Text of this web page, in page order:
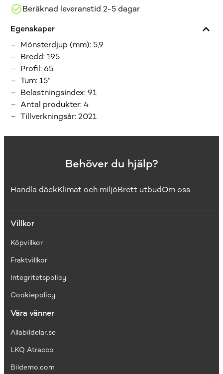
Beräknad leveranstid 2-5 dagar
Egenskaper
Mönsterdjup (mm): 5,9
Bredd:195
Profil: 65
Tum:15”
Belastningsindex: 91
Antal produkter:4
Tillverkningsår:2021
Behöver du hjälp?
Handla däckKlimat och miljöBrett utbudOm oss
Villkor
Köpvillkor
Fraktvillkor
Integritetspolicy
Cookiepolicy
Våra vänner
Allabildelar.se
LKQ Atracco
Bildemo.com